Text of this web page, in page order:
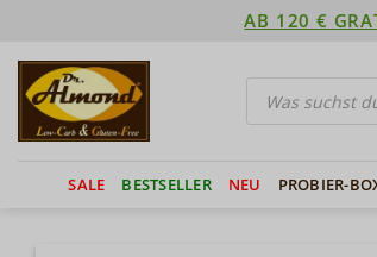
springen
AB 120 €
Products
search
SALE BESTSELLER NEU PROBIER-